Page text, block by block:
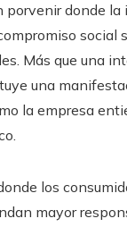
porvenir donde la
social
Más que una
una
la empresa
los
mayor